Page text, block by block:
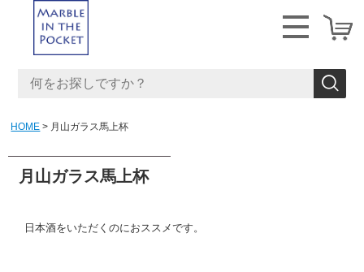
HOME 月山ガラス馬上杯
月山ガラス馬上杯
日本酒をいただくのにおススメです。